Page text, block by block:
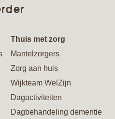
Thuis met zorg
Mantelzorgers
Zorg aan huis
Wijkteam WelZijn
Dagactiviteiten
Dagbehandeling dementie